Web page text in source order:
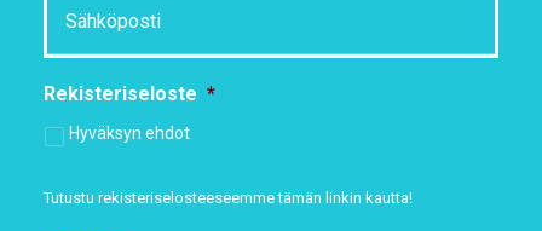
Rekisteriseloste *
Hyväksyn ehdot
Tutustu rekisteriselosteeseemmetämän linkin kautta!